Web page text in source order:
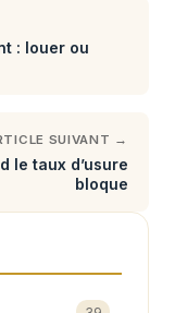
: louer ou
SUIVANT →
le taux d’usure
bloque